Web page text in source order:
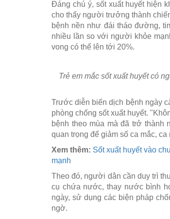
Đáng chú ý, sốt xuất huyết hiện
cho thấy người trưởng thành
bệnh nền như đái tháo đường,
nhiều lần so với người khỏe
vong có thể lên tới 20%.
Trẻ em mắc sốt xuất huyết có
Trước diễn biến dịch bệnh ngày
phòng chống sốt xuất huyết.
bệnh theo mùa mà đã trở
quan trọng để giảm số ca mắc,
Xem thêm: Sốt xuất huyết vào
mạnh
Theo đó, người dân cần duy trì
cụ chứa nước, thay nước bình
ngày, sử dụng các biện pháp
ngờ.